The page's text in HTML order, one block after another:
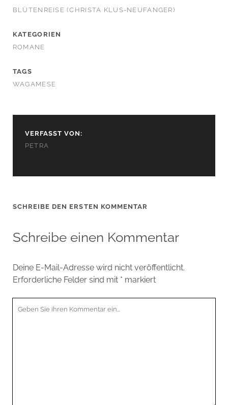
BLÜTENREISE (CHRISTA KLUS-NEUFANGER)
KATEGORIEN
ROMANE
TAGS
WAGAMESE
VERFASST VON:
PETRA
SCHREIBE DEN ERSTEN KOMMENTAR
Schreibe einen Kommentar
Deine E-Mail-Adresse wird nicht veröffentlicht.
Erforderliche Felder sind mit * markiert